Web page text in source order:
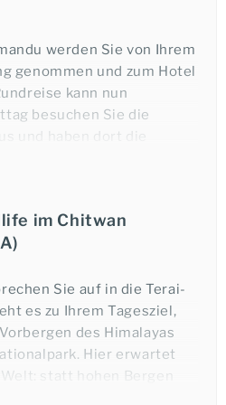
werden Sie von Ihrem
genommen und zum Hotel
kann nun
besuchen Sie die
und haben dort die
der zu den
der Welt zählt, liegt
Am Fuße des Hügels
mit den
im Chitwan
Sie auf in die Terai-
es zu Ihrem Tagesziel,
des Himalayas
Hier erwartet
statt hohen Bergen